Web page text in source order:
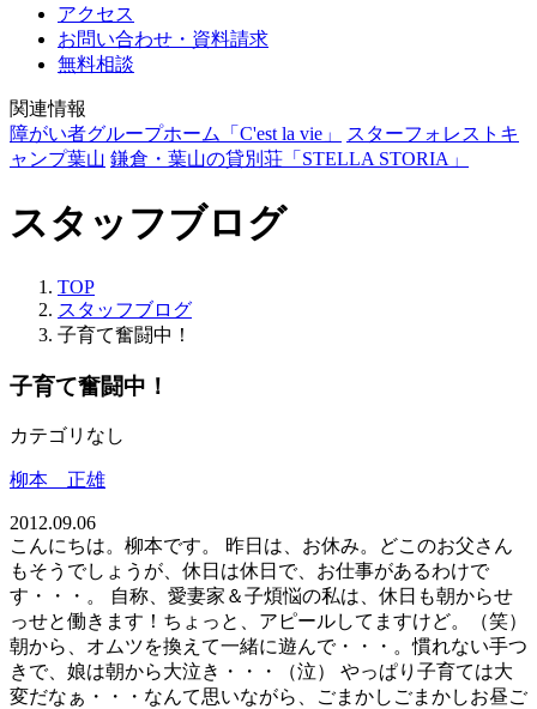
アクセス
お問い合わせ・資料請求
無料相談
関連情報
障がい者グループホーム「C'est la vie」
スターフォレストキ
ャンプ葉山 鎌倉・葉山の貸別荘「STELLA STORIA」
スタッフブログ
TOP
スタッフブログ
子育て奮闘中！
子育て奮闘中！
カテゴリなし
柳本 正雄
2012.09.06
こんにちは。柳本です。 昨日は、お休み。どこのお父さん
もそうでしょうが、休日は休日で、お仕事があるわけで
す・・・。 自称、愛妻家＆子煩悩の私は、休日も朝からせ
っせと働きます！ちょっと、アピールしてますけど。（笑）
朝から、オムツを換えて一緒に遊んで・・・。慣れない手つ
きで、娘は朝から大泣き・・・（泣） やっぱり子育ては大
変だなぁ・・・なんて思いながら、ごまかしごまかしお昼ご